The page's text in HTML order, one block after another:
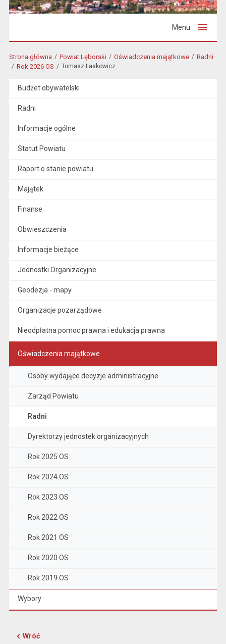
Menu
Strona główna Powiat Lęborski Oświadczenia majątkowe
Radni
Rok 2026 OS
Tomasz Laskowicz
Budżet obywatelski
Radni
Informacje ogólne
Statut Powiatu
Raport o stanie powiatu
Majątek
Finanse
Obwieszczenia
Informacje bieżące
Jednostki Organizacyjne
Geodezja - mapy
Organizacje pozarządowe
Nieodpłatna pomoc prawna i edukacja prawna
Oświadczenia majątkowe
Osoby wydające decyzje administracyjne
Zarząd Powiatu
Radni
Dyrektorzy jednostek organizacyjnych
Rok 2025 OS
Rok 2024 OS
Rok 2023 OS
Rok 2022 OS
Rok 2021 OS
Rok 2020 OS
Rok 2019 OS
Wybory
Wróć